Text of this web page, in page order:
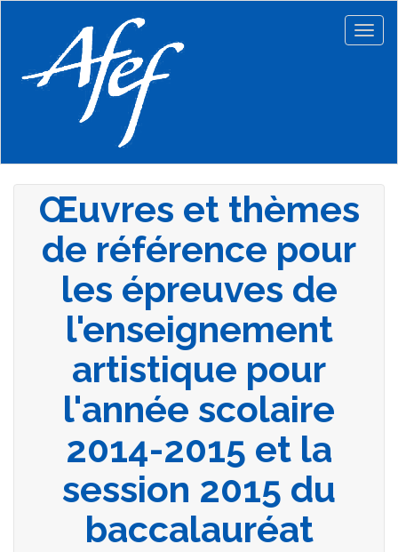
principal
Œuvres et thèmes
de référence pour
les épreuves de
l'enseignement
artistique pour
l'année scolaire
2014-2015 et la
session 2015 du
baccalauréat